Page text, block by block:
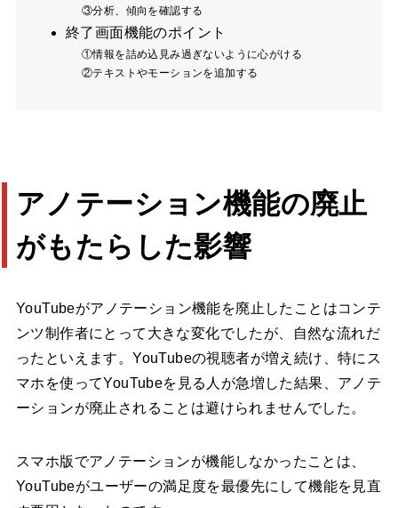
③分析、傾向を確認する
終了画面機能のポイント
①情報を詰め込見み過ぎないように心がける
②テキストやモーションを追加する
アノテーション機能の廃止
がもたらした影響
YouTubeがアノテーション機能を廃止したことはコンテ
ンツ制作者にとって大きな変化でしたが、自然な流れだ
ったといえます。YouTubeの視聴者が増え続け、特にス
マホを使ってYouTubeを見る人が急増した結果、アノテ
ーションが廃止されることは避けられませんでした。
スマホ版でアノテーションが機能しなかったことは、
YouTubeがユーザーの満足度を最優先にして機能を見直